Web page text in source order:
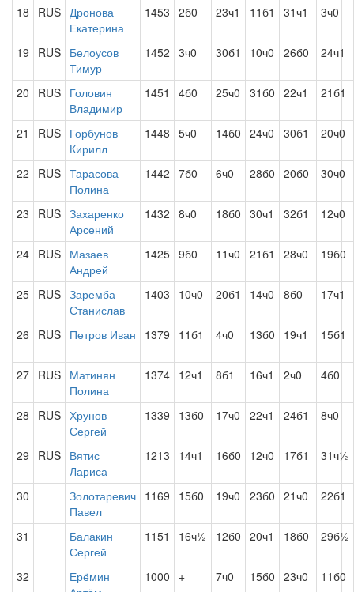
18 RUS Дронова
Екатерина
1453 2б0 23ч1 11б1 31ч1 3ч0
19 RUS Белоусов
Тимур
1452 3ч0 30б1 10ч0 26б0 24ч1
20 RUS Головин
Владимир
1451 4б0 25ч0 31б0 22ч1 21б1
21 RUS Горбунов
Кирилл
1448 5ч0 14б0 24ч0 30б1 20ч0
22 RUS Тарасова
Полина
1442 7б0 6ч0 28б0 20б0 30ч0
23 RUS Захаренко
Арсений
1432 8ч0 18б0 30ч1 32б1 12ч0
24 RUS Мазаев
Андрей
1425 9б0 11ч0 21б1 28ч0 19б0
25 RUS Заремба
Станислав
1403 10ч0 20б1 14ч0 8б0 17ч1
26 RUS Петров Иван 1379 11б1 4ч0 13б0 19ч1 15б1
27 RUS Матинян
Полина
1374 12ч1 8б1 16ч1 2ч0 4б0
28 RUS Хрунов
Сергей
1339 13б0 17ч0 22ч1 24б1 8ч0
29 RUS Вятис
Лариса
1213 14ч1 16б0 12ч0 17б1 31ч½
30
Золотаревич
Павел
1169 15б0 19ч0 23б0 21ч0 22б1
31
Балакин
Сергей
1151 16ч½ 12б0 20ч1 18б0 29б½
32
Ерёмин
1000 + 7ч0 15б0 23ч0 11б0